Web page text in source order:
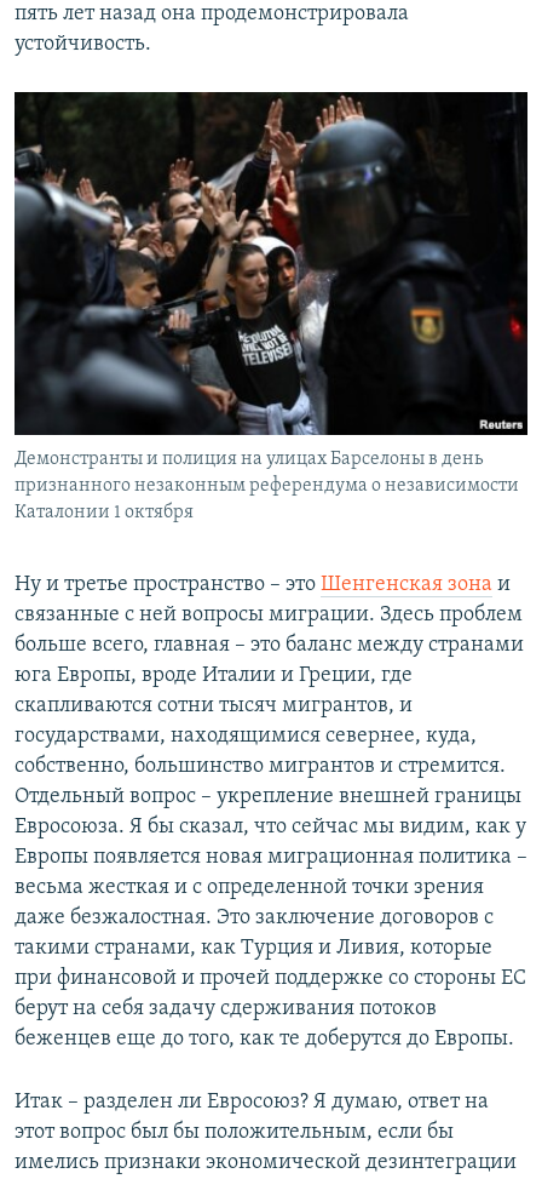
пять лет назад она продемонстрировала
устойчивость.
Демонстранты и полиция на улицах Барселоны в день
признанного незаконным референдума о независимости
Каталонии 1 октября
Ну и третье пространство – это Шенгенская зона и
связанные с ней вопросы миграции. Здесь проблем
больше всего, главная – это баланс между странами
юга Европы, вроде Италии и Греции, где
скапливаются сотни тысяч мигрантов, и
государствами, находящимися севернее, куда,
собственно, большинство мигрантов и стремится.
Отдельный вопрос – укрепление внешней границы
Евросоюза. Я бы сказал, что сейчас мы видим, как у
Европы появляется новая миграционная политика –
весьма жесткая и с определенной точки зрения
даже безжалостная. Это заключение договоров с
такими странами, как Турция и Ливия, которые
при финансовой и прочей поддержке со стороны ЕС
берут на себя задачу сдерживания потоков
беженцев еще до того, как те доберутся до Европы.
Итак – разделен ли Евросоюз? Я думаю, ответ на
этот вопрос был бы положительным, если бы
имелись признаки экономической дезинтеграции